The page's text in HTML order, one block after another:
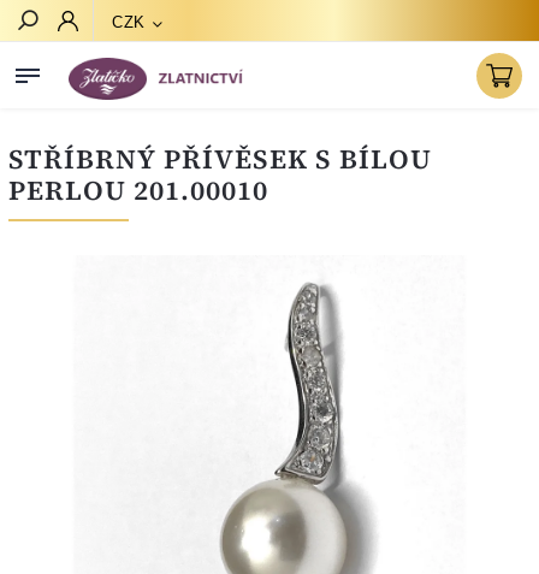
CZK
STŘÍBRNÝ PŘÍVĚSEK S BÍLOU
PERLOU 201.00010